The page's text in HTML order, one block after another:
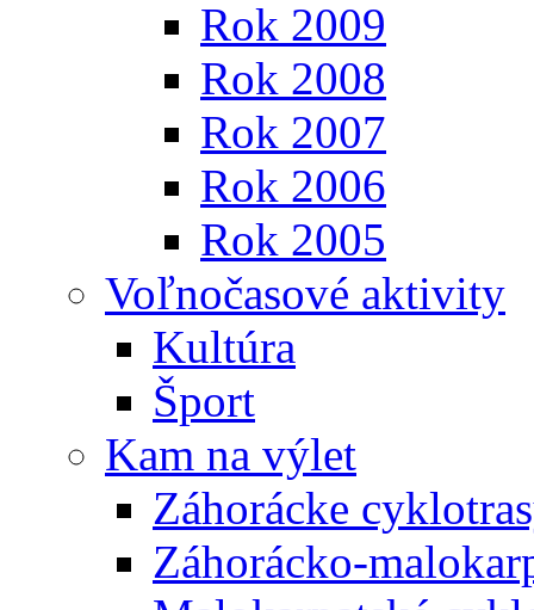
Rok 2009
Rok 2008
Rok 2007
Rok 2006
Rok 2005
Voľnočasové aktivity
Kultúra
Šport
Kam na výlet
Záhorácke
Záhorácko-